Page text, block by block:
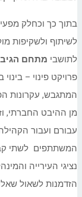
בתוך כך וכחלק
לשיתוף ולשקיפות
לתושבי מתחם
פרויקט פינוי –
המתגבש, עקרונות
מן ההיבט החברתי,
עבורם ועבור
המשתתפים לשתי
נציגי העירייה
הזדמנות לשאול